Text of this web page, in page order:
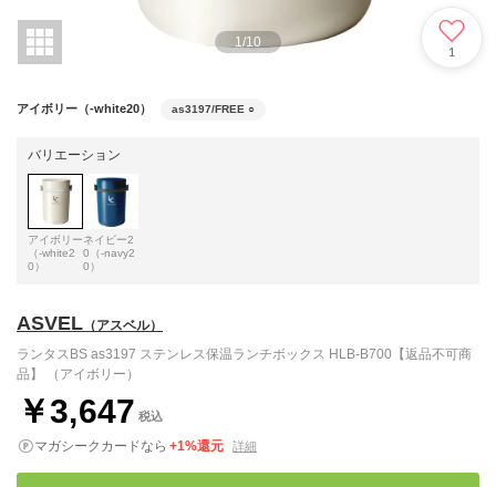
1 /10
1
アイボリー（-white20） as3197/FREE ○
バリエーション
アイボリー
（-white2
0）
ネイビー2
0（-navy2
0）
ASVEL （アスベル）
ランタスBS as3197 ステンレス保温ランチボックス HLB-B700【返品不可商
品】 （アイボリー）
￥3,647 税込
マガシークカードなら +1%還元 詳細